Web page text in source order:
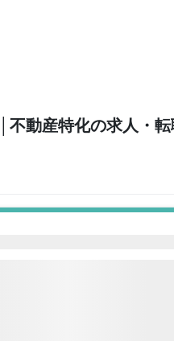
│不動産特化の求人・